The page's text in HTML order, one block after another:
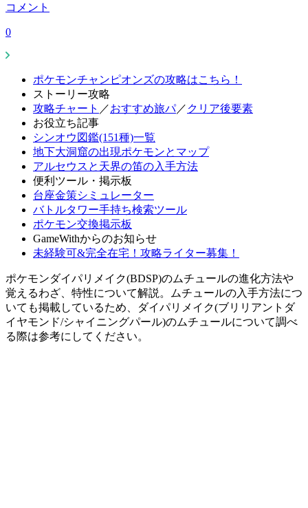
コメント
0
ポケモンチャンピオンズの攻略はこちら！
ストーリー攻略
攻略チャート ／おすすめ旅パ／ クリア後要素
お役立ち記事
シンオウ図鑑(151種)一覧
地下大洞窟の出現ポケモンとマップ
アルセウスと天界の笛の入手方法
便利ツール・掲示板
台座金策シミュレーター
バトルタワー手持ち検索ツール
ポケモン交換掲示板
GameWithからのお知らせ
未経験可&完全在宅！攻略ライター募集！
ポケモンダイパリメイク(BDSP)のムチュールの進化方法や
覚えるわざ、特性について解説。ムチュールの入手方法につ
いても掲載しているため、ダイパリメイク(ブリリアントダ
イヤモンド/シャイニングパール)のムチュールについて調べ
る際は参考にしてください。